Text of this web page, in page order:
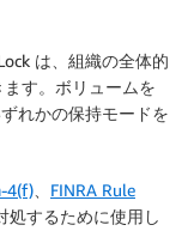
は、組織の全体的
す。ボリュームを
れかの保持モードを
4(f)
FINRA Rule
処するために使用し